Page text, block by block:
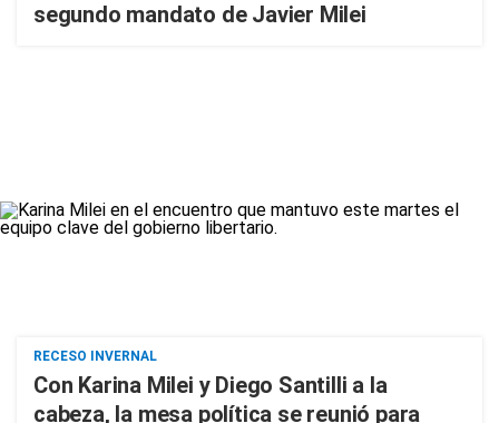
segundo mandato de Javier Milei
RECESO INVERNAL
Con Karina Milei y Diego Santilli a la
cabeza, la mesa política se reunió para